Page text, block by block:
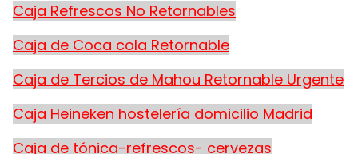
Caja Refrescos No Retornables
Caja de Coca cola Retornable
Caja de Tercios de Mahou Retornable Urgente
Caja Heineken hostelería domicilio Madrid
Caja de tónica-refrescos- cervezas